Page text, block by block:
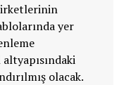
yer
olacak.